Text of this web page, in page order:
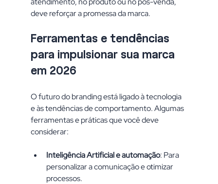
deve reforçar a promessa da marca.
Ferramentas e tendências
para impulsionar sua marca
em 2026
O futuro do branding está ligado à tecnologia
e às tendências de comportamento. Algumas
ferramentas e práticas que você deve
considerar:
Inteligência Artificial e automação: Para
personalizar a comunicação e otimizar
processos.